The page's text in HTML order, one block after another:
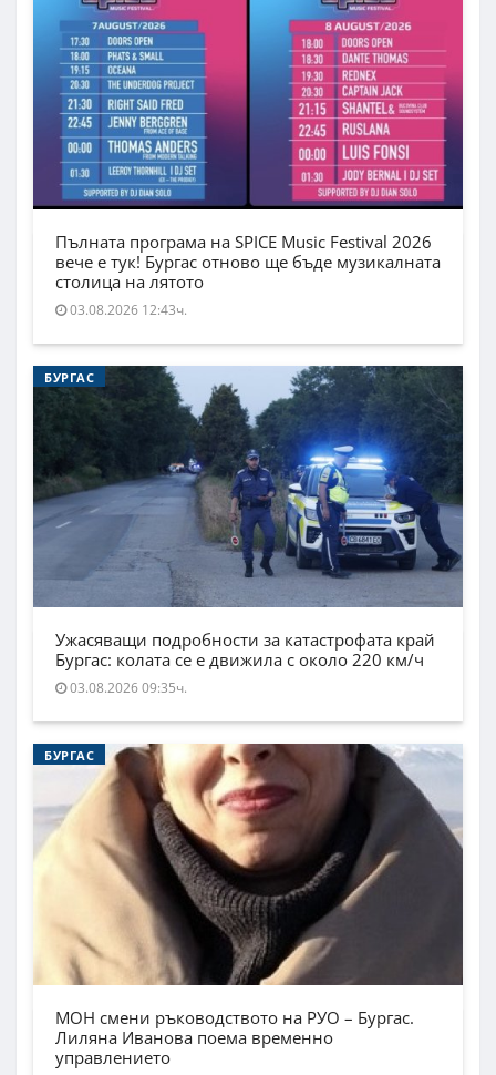
Пълната програма на SPICE Music Festival 2026
вече е тук! Бургас отново ще бъде музикалната
столица на лятото
03.08.2026 12:43ч.
БУРГАС
Ужасяващи подробности за катастрофата край
Бургас: колата се е движила с около 220 км/ч
03.08.2026 09:35ч.
БУРГАС
МОН смени ръководството на РУО – Бургас.
Лиляна Иванова поема временно
управлението